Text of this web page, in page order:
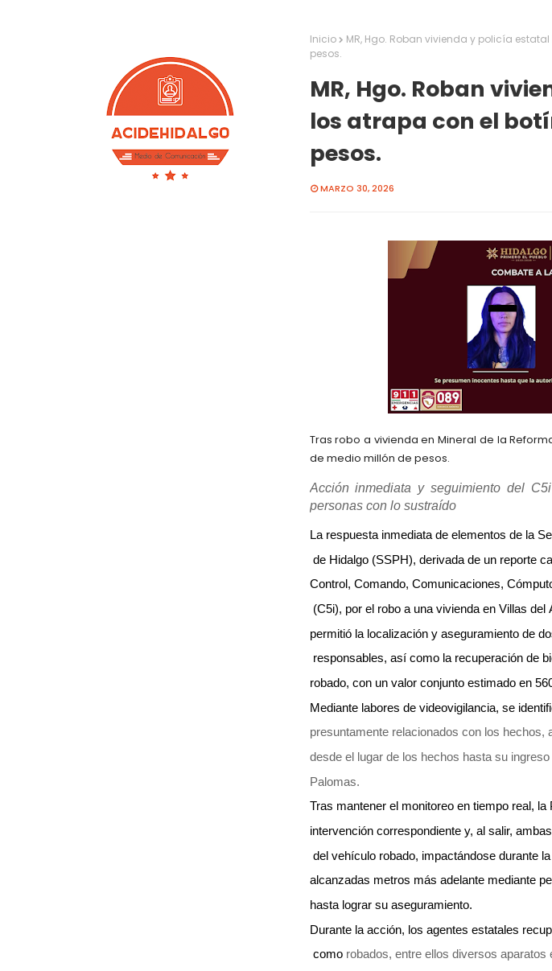
Inicio
MR, Hgo. Roban vivienda y policía
pesos.
MR, Hgo. Roban
los atrapa con el
pesos.
MARZO 30, 2026
Tras robo a vivienda en Mineral de la
de medio millón de pesos.
Acción inmediata y seguimiento del
personas con lo sustraído
La respuesta inmediata de elementos de la
de Hidalgo (SSPH), derivada de un reporte
Control, Comando, Comunicaciones,
(C5i), por el robo a una vivienda en Villas
permitió la localización y aseguramiento de
responsables, así como la recuperación de
robado, con un valor conjunto estimado en
Mediante labores de videovigilancia, se
presuntamente relacionados con los hechos,
desde el lugar de los hechos hasta su
Palomas.
Tras mantener el monitoreo en tiempo real,
intervención correspondiente y, al salir,
del vehículo robado, impactándose durante
alcanzadas metros más adelante mediante
hasta lograr su aseguramiento.
Durante la acción, los agentes estatales
comorobados, entre ellos diversos aparatos